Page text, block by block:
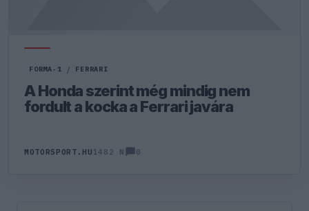
FORMA-1 / FERRARI
A Honda szerint még mindig nem
fordult a kocka a Ferrari javára
MOTORSPORT.HU 1482 N 0